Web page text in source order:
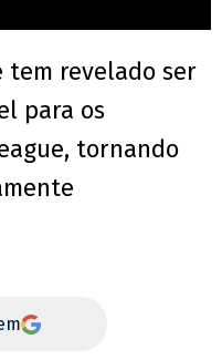
tem revelado ser
para os
tornando